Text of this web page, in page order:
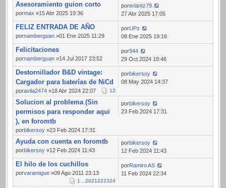
Asesoramiento guion corto
pormax »15 Abr 2025 19:36
porerlantz79
27 Abr 2025 17:05
FELIZ ENTRADA DE AÑO
pornamberguan »01 Ene 2025 11:29
porUPz
08 Ene 2025 19:16
Felicitaciones
pornamberguan »14 Jul 2017 23:52
por944
29 Oct 2024 19:46
Destornillador B&D vintage:
Cargador para baterías de NiCd
poravila2474 »18 Abr 2024 22:07 12
porbikersoy
08 May 2024 14:37
Solucion al problema (Sin
permisos para responder aqui
), en foromtb
porbikersoy »23 Feb 2024 17:31
porbikersoy
23 Feb 2024 17:31
Ayuda con cuenta en foromtb
porbikersoy »12 Feb 2024 11:43
porbikersoy
12 Feb 2024 11:43
El hilo de los cuchillos
porvaramigue »09 Ago 2011 23:13
1 2021222324
porRamiro AS
11 Feb 2024 22:34